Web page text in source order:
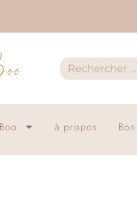
à propos